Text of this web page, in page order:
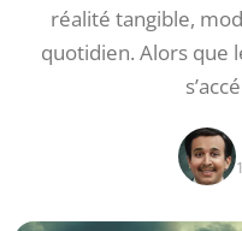
réalité tangible,
quotidien. Alors que